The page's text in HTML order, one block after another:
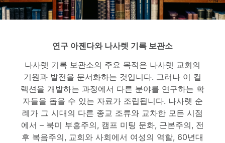
연구 아젠다와 나사렛 기록 보관소
나사렛 기록 보관소의 주요 목적은 나사렛 교회의
기원과 발전을 문서화하는 것입니다. 그러나 이 컬
렉션을 개발하는 과정에서 다른 분야를 연구하는 학
자들을 돕을 수 있는 자료가 조립됩니다. 나사렛 순
례가 그 시대의 다른 종교 조류와 교차한 모든 시점
에서 – 북미 부흥주의, 캠프 미팅 문화, 근본주의, 전
후 복음주의, 교회와 사회에서 여성의 역할, 60년대